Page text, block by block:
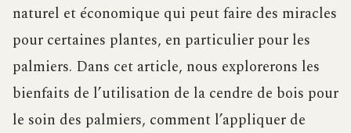
naturel et économique qui peut faire des miracles
pour certaines plantes, en particulier pour les
palmiers. Dans cet article, nous explorerons les
bienfaits de l’utilisation de la cendre de bois pour
le soin des palmiers, comment l’appliquer de